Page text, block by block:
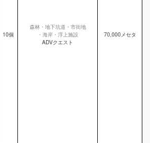
10個
森林・地下坑道・市街地
・海岸・浮上施設
ADVクエスト
70,000メセタ